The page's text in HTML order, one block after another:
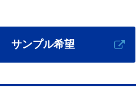
サンプル希望